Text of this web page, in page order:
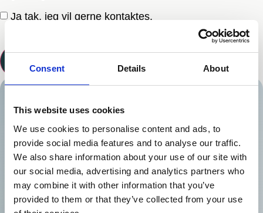
Consent Details About
This website uses cookies
We use cookies to personalise content and ads, to
provide social media features and to analyse our traffic.
We also share information about your use of our site with
our social media, advertising and analytics partners who
may combine it with other information that you’ve
provided to them or that they’ve collected from your use
Ja tak, jeg vil gerne kontaktes.